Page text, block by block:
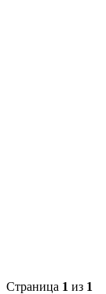
Страница 1 из 1